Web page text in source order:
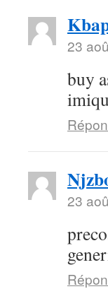
23
buy
23